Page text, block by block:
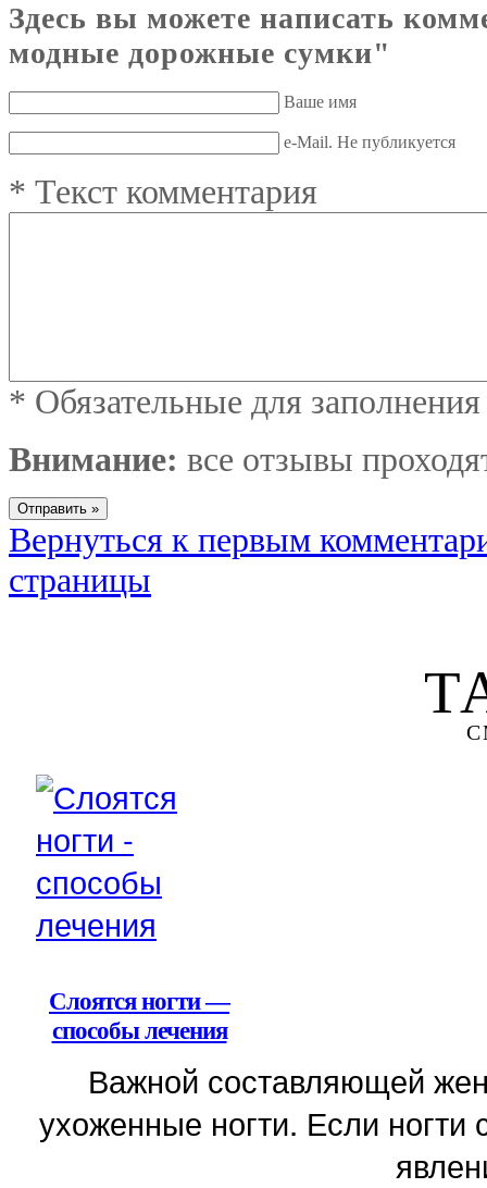
Здесь вы можете написать
модные дорожные сумки"
Ваше имя
e-Mail. Не публикуется
* Текст комментария
* Обязательные для
Внимание: все отзывы
Вернуться к первым
страницы
Слоятся ногти —
способы лечения
Важной составляющей
ухоженные ногти. Если ногти